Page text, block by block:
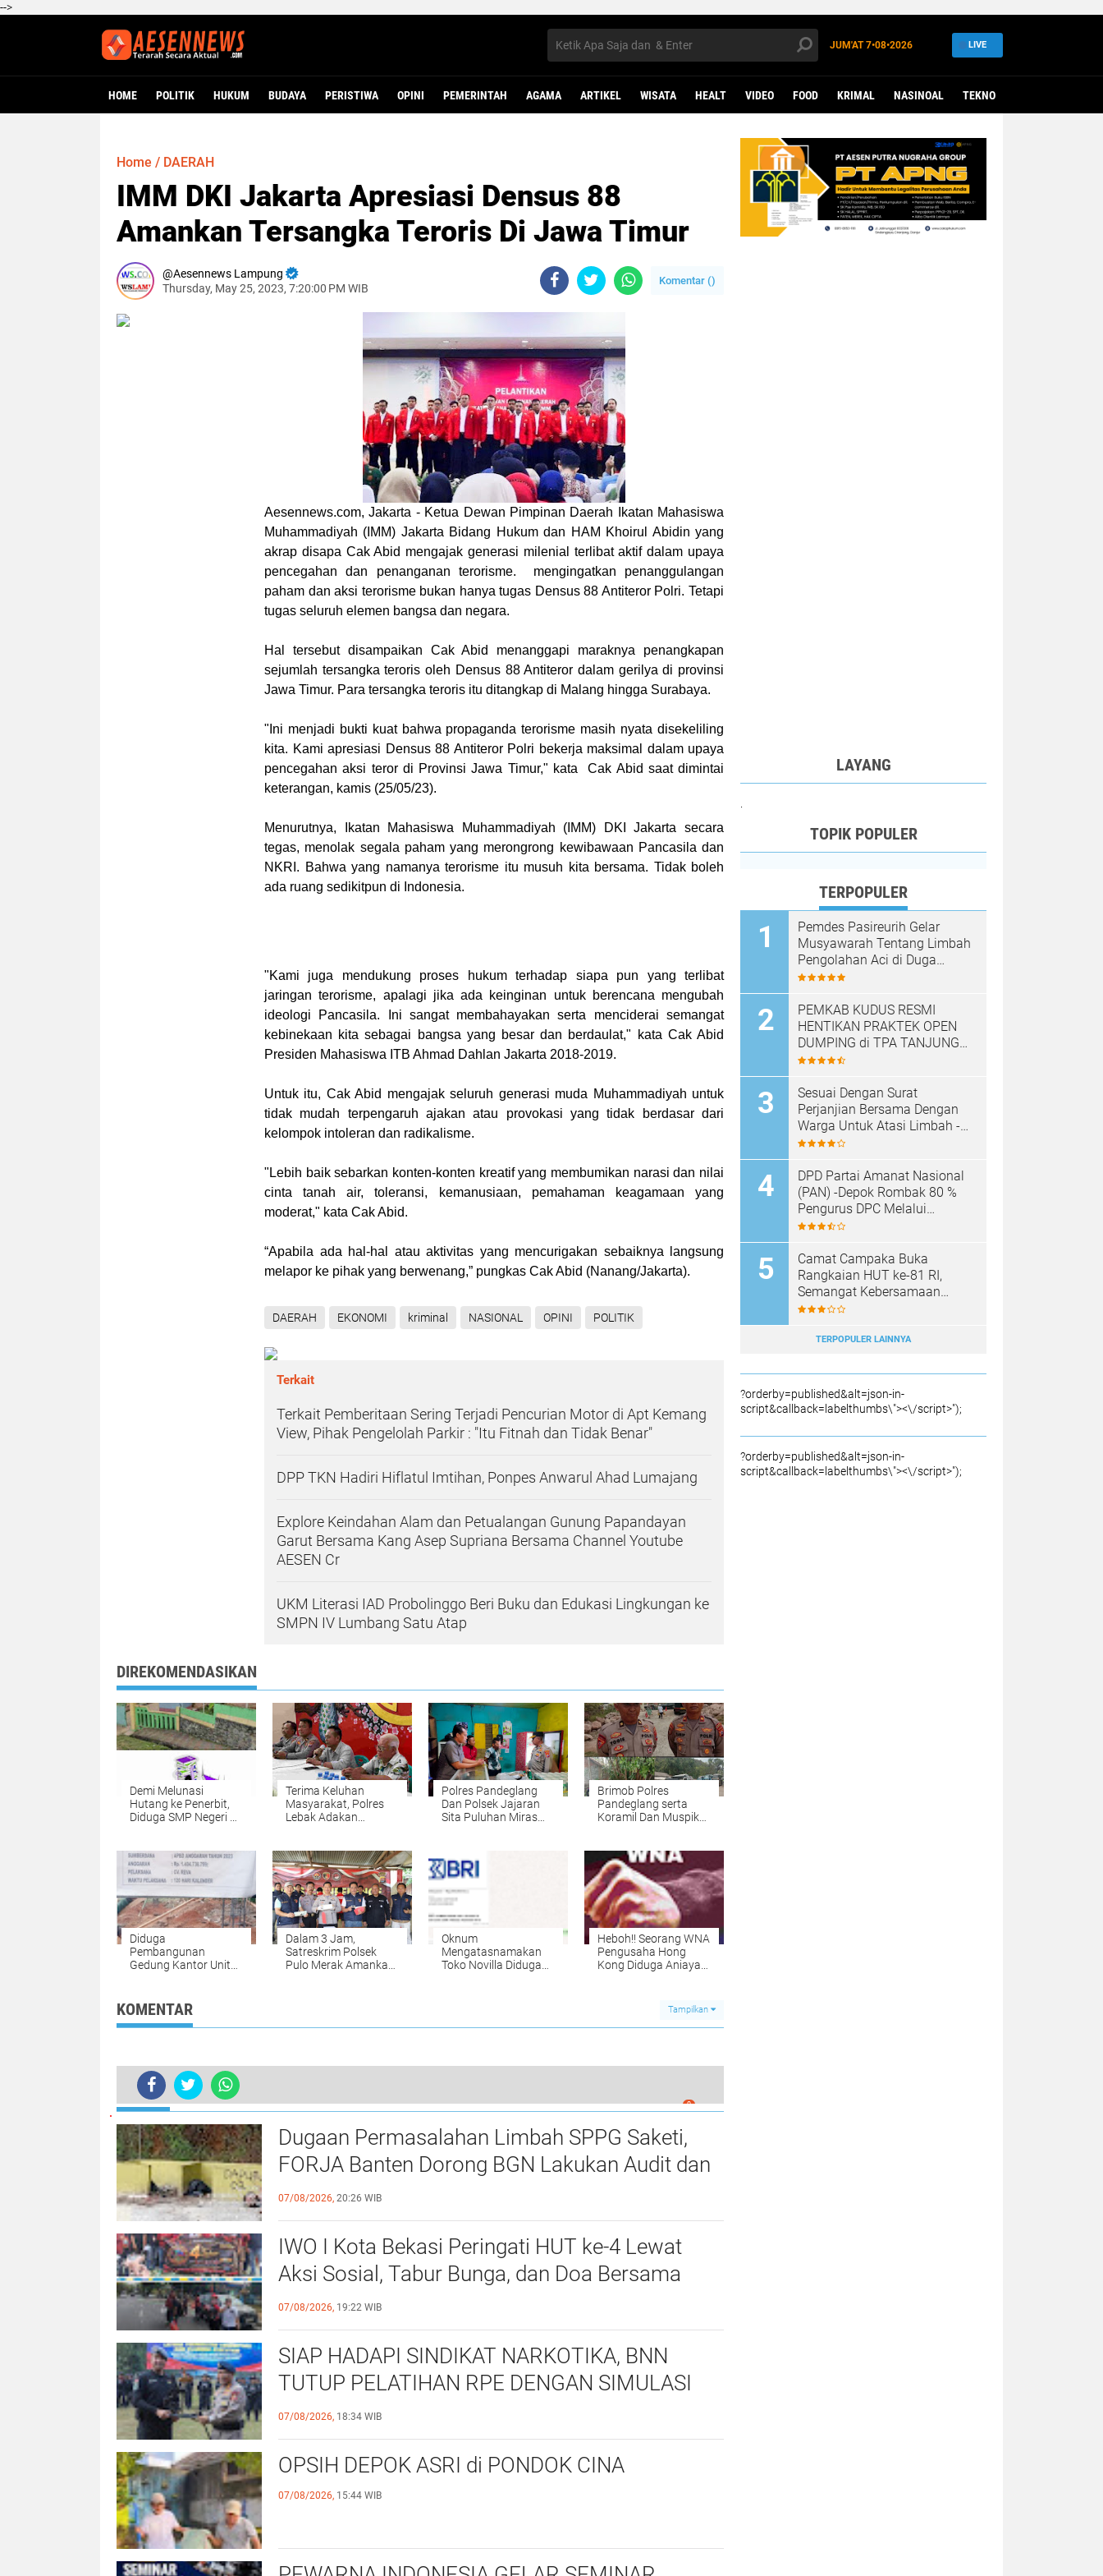
-->
JUM'AT7•08•2026 LIVE
HOME POLITIK HUKUM BUDAYA PERISTIWA OPINI PEMERINTAH AGAMA ARTIKEL WISATA HEALT VIDEO FOOD KRIMAL NASINOAL TEKNO
Home / DAERAH
IMM DKI Jakarta Apresiasi Densus 88
Amankan Tersangka Teroris Di Jawa Timur
Aesennews Lampung
Thursday, May 25, 2023, 7:20:00 PM WIB
Komentar ()
Aesennews.com, Jakarta - Ketua Dewan Pimpinan Daerah Ikatan Mahasiswa
Muhammadiyah (IMM) Jakarta Bidang Hukum dan HAM Khoirul Abidin yang
akrap disapa Cak Abid mengajak generasi milenial terlibat aktif dalam upaya
pencegahan dan penanganan terorisme. mengingatkan penanggulangan
paham dan aksi terorisme bukan hanya tugas Densus 88 Antiteror Polri. Tetapi
tugas seluruh elemen bangsa dan negara.
Hal tersebut disampaikan Cak Abid menanggapi maraknya penangkapan
sejumlah tersangka teroris oleh Densus 88 Antiteror dalam gerilya di provinsi
Jawa Timur. Para tersangka teroris itu ditangkap di Malang hingga Surabaya.
"Ini menjadi bukti kuat bahwa propaganda terorisme masih nyata disekeliling
kita. Kami apresiasi Densus 88 Antiteror Polri bekerja maksimal dalam upaya
pencegahan aksi teror di Provinsi Jawa Timur," kata Cak Abid saat dimintai
keterangan, kamis (25/05/23).
Menurutnya, Ikatan Mahasiswa Muhammadiyah (IMM) DKI Jakarta secara
tegas, menolak segala paham yang merongrong kewibawaan Pancasila dan
NKRI. Bahwa yang namanya terorisme itu musuh kita bersama. Tidak boleh
ada ruang sedikitpun di Indonesia.
"Kami juga mendukung proses hukum terhadap siapa pun yang terlibat
jaringan terorisme, apalagi jika ada keinginan untuk berencana mengubah
ideologi Pancasila. Ini sangat membahayakan serta menciderai semangat
kebinekaan kita sebagai bangsa yang besar dan berdaulat," kata Cak Abid
Presiden Mahasiswa ITB Ahmad Dahlan Jakarta 2018-2019.
Untuk itu, Cak Abid mengajak seluruh generasi muda Muhammadiyah untuk
tidak mudah terpengaruh ajakan atau provokasi yang tidak berdasar dari
kelompok intoleran dan radikalisme.
"Lebih baik sebarkan konten-konten kreatif yang membumikan narasi dan nilai
cinta tanah air, toleransi, kemanusiaan, pemahaman keagamaan yang
moderat," kata Cak Abid.
“Apabila ada hal-hal atau aktivitas yang mencurigakan sebaiknya langsung
melapor ke pihak yang berwenang,” pungkas Cak Abid (Nanang/Jakarta).
DAERAH EKONOMI kriminal NASIONAL OPINI POLITIK
Terkait
Terkait Pemberitaan Sering Terjadi Pencurian Motor di Apt Kemang
View, Pihak Pengelolah Parkir : "Itu Fitnah dan Tidak Benar"
DPP TKN Hadiri Hiflatul Imtihan, Ponpes Anwarul Ahad Lumajang
Explore Keindahan Alam dan Petualangan Gunung Papandayan
Garut Bersama Kang Asep Supriana Bersama Channel Youtube
AESEN Cr
UKM Literasi IAD Probolinggo Beri Buku dan Edukasi Lingkungan ke
SMPN IV Lumbang Satu Atap
DIREKOMENDASIKAN
Demi Melunasi
Hutang ke Penerbit,
Diduga SMP Negeri 2
Terima Keluhan
Masyarakat, Polres
Lebak Adakan
Avalokitesvara
Rangkasbitung
Polres Pandeglang
Dan Polsek Jajaran
Sita Puluhan Miras
Brimob Polres
Pandeglang serta
Koramil Dan Muspika
Utara Karangsari
Diduga
Pembangunan
Gedung Kantor Unit
RAB
Dalam 3 Jam,
Satreskrim Polsek
Pulo Merak Amankan
Oknum
Mengatasnamakan
Toko Novilla Diduga
Heboh!! Seorang WNA
Pengusaha Hong
Kong Diduga Aniaya
Ketahuan Selingkuh
KOMENTAR Tampilkan
IMM DKI Jakarta Apresiasi Densus 88 Amankan Tersangka Teroris Di Jawa Timur
0
TERKINI
Dugaan Permasalahan Limbah SPPG Saketi,
FORJA Banten Dorong BGN Lakukan Audit dan
Evaluasi Korcam
07/08/2026, 20:26 WIB
IWO I Kota Bekasi Peringati HUT ke-4 Lewat
Aksi Sosial, Tabur Bunga, dan Doa Bersama
untuk Almarhum Anggota
07/08/2026, 19:22 WIB
SIAP HADAPI SINDIKAT NARKOTIKA, BNN
TUTUP PELATIHAN RPE DENGAN SIMULASI
OPERASI TAKTIS
07/08/2026, 18:34 WIB
OPSIH DEPOK ASRI di PONDOK CINA
07/08/2026, 15:44 WIB
LAYANG
TOPIK POPULER
TERPOPULER
Pemdes Pasireurih Gelar
Musyawarah Tentang Limbah
Pengolahan Aci di Duga
Cemari Sungai Cisata
Sementara
PEMKAB KUDUS RESMI
HENTIKAN PRAKTEK OPEN
DUMPING di TPA TANJUNG
REJO, KEC.JEKULO
SISTEM PENGELOLAAN
SAMPAH BARU
Sesuai Dengan Surat
Perjanjian Bersama Dengan
Warga Untuk Atasi Limbah -
Pabrik Aci Giat Perbaiki Kobak
DPD Partai Amanat Nasional
(PAN) -Depok Rombak 80 %
Pengurus DPC Melalui
Muscab "
Camat Campaka Buka
Rangkaian HUT ke-81 RI,
Semangat Kebersamaan
Warnai Senam Massal dan
DesaTERPOPULER LAINNYA
?orderby=published&alt=json-in-
script&callback=labelthumbs\"><\/script>");
?orderby=published&alt=json-in-
script&callback=labelthumbs\"><\/script>");